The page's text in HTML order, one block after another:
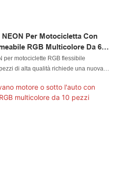
Per Motocicletta Con
RGB Multicolore Da 6
per motociclette RGB flessibile
di alta qualità richiede una nuova
processo di produzione, risparmiando
il suo valore nel campo dei sistemi di